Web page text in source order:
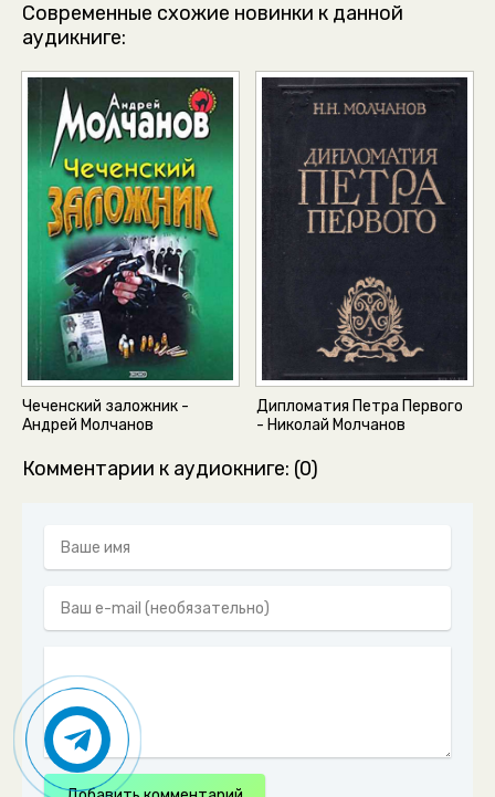
Современные схожие новинки к данной
аудикниге:
Чеченский заложник -
Андрей Молчанов
Дипломатия Петра Первого
- Николай Молчанов
Комментарии к аудиокниге: (0)